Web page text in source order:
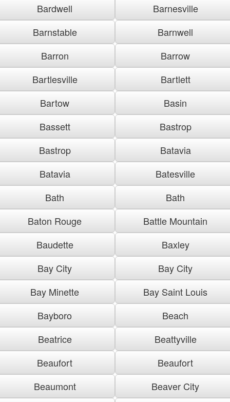
Bardwell
Barnesville
Barnstable
Barnwell
Barron
Barrow
Bartlesville
Bartlett
Bartow
Basin
Bassett
Bastrop
Bastrop
Batavia
Batavia
Batesville
Bath
Bath
Baton Rouge
Battle Mountain
Baudette
Baxley
Bay City
Bay City
Bay Minette
Bay Saint Louis
Bayboro
Beach
Beatrice
Beattyville
Beaufort
Beaufort
Beaumont
Beaver City